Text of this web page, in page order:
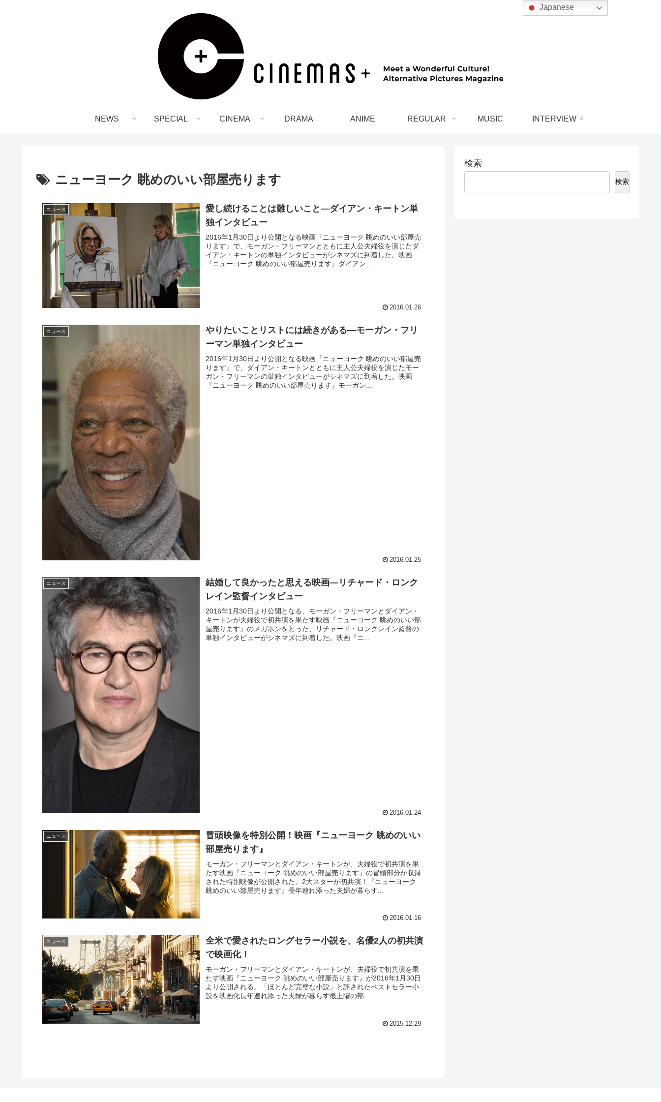
NEWS SPECIAL CINEMA DRAMA ANIME REGULAR MUSIC INTERVIEW
ニューヨーク 眺めのいい部屋売ります
ニュース
愛し続けることは難しいこと―ダイアン・キートン単
独インタビュー
2016年1月30日より公開となる映画『ニューヨーク 眺めのいい部屋売
ります』で、モーガン・フリーマンとともに主人公夫婦役を演じたダ
イアン・キートンの単独インタビューがシネマズに到着した。映画
『ニューヨーク 眺めのいい部屋売ります』ダイアン...
2016.01.26
ニュース
やりたいことリストには続きがある―モーガン・フリ
ーマン単独インタビュー
2016年1月30日より公開となる映画『ニューヨーク 眺めのいい部屋売
ります』で、ダイアン・キートンとともに主人公夫婦役を演じたモー
ガン・フリーマンの単独インタビューがシネマズに到着した。映画
『ニューヨーク 眺めのいい部屋売ります』モーガン...
2016.01.25
ニュース
結婚して良かったと思える映画―リチャード・ロンク
レイン監督インタビュー
2016年1月30日より公開となる、モーガン・フリーマンとダイアン・
キートンが夫婦役で初共演を果たす映画『ニューヨーク 眺めのいい部
屋売ります』のメガホンをとった、リチャード・ロンクレイン監督の
単独インタビューがシネマズに到着した。映画『ニ...
2016.01.24
ニュース
冒頭映像を特別公開！映画『ニューヨーク 眺めのいい
部屋売ります』
モーガン・フリーマンとダイアン・キートンが、夫婦役で初共演を果
たす映画『ニューヨーク 眺めのいい部屋売ります』の冒頭部分が収録
された特別映像が公開された。2大スターが初共演！『ニューヨーク
眺めのいい部屋売ります』長年連れ添った夫婦が暮らす...
2016.01.16
ニュース
全米で愛されたロングセラー小説を、名優2人の初共演
で映画化！
モーガン・フリーマンとダイアン・キートンが、夫婦役で初共演を果
たす映画『ニューヨーク 眺めのいい部屋売ります』が2016年1月30日
より公開される。「ほとんど完璧な小説」と評されたベストセラー小
説を映画化長年連れ添った夫婦が暮らす最上階の部...
2015.12.29
検索
検索
Japanese